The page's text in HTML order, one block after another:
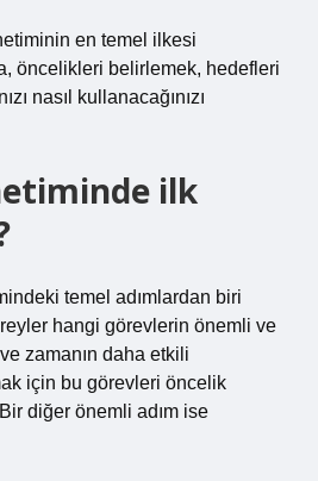
en temel ilkesi
öncelikleri belirlemek, hedefleri
nasıl kullanacağınızı
ilk
temel adımlardan biri
hangi görevlerin önemli ve
zamanın daha etkili
için bu görevleri öncelik
diğer önemli adım ise